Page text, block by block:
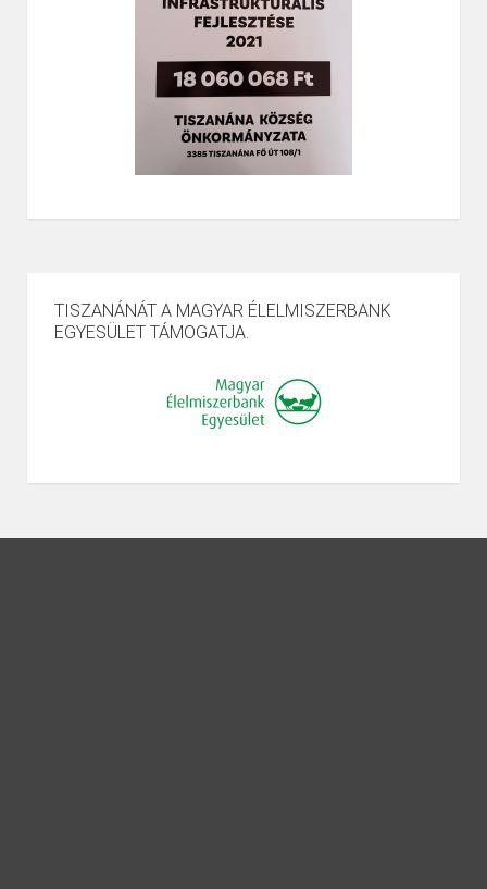
TISZANÁNÁT A MAGYAR ÉLELMISZERBANK
EGYESÜLET TÁMOGATJA.